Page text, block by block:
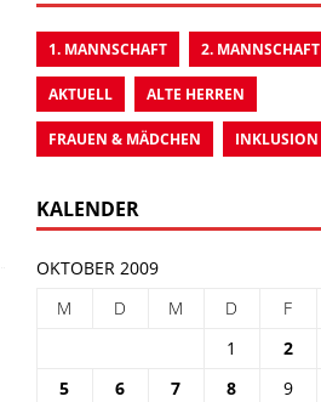
1. MANNSCHAFT 2. MANNSCHAFT
AKTUELL ALTE HERREN
FRAUEN & MÄDCHEN INKLUSION
KALENDER
OKTOBER 2009
M
D M D F
1
2
5
6 7 8 9